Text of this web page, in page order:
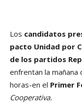
Los candidatos
pacto Unidad por
de los partidos
enfrentan la
horas-en el Primer
Cooperativa.